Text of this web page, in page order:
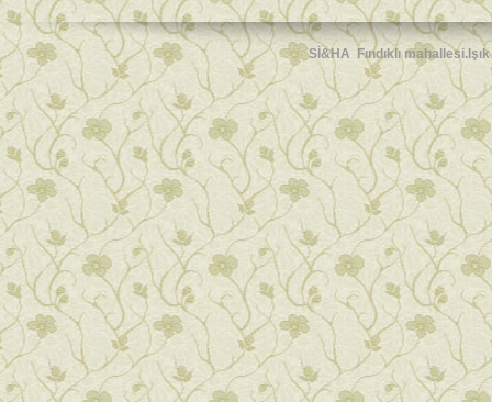
Sİ&HA Fındıklı